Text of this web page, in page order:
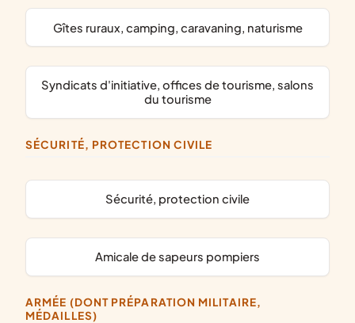
gîtes ruraux, camping, caravaning, naturisme
syndicats d'initiative, offices de tourisme, salons
du tourisme
SÉCURITÉ, PROTECTION CIVILE
sécurité, protection civile
amicale de sapeurs pompiers
ARMÉE (DONT PRÉPARATION MILITAIRE,
MÉDAILLES)